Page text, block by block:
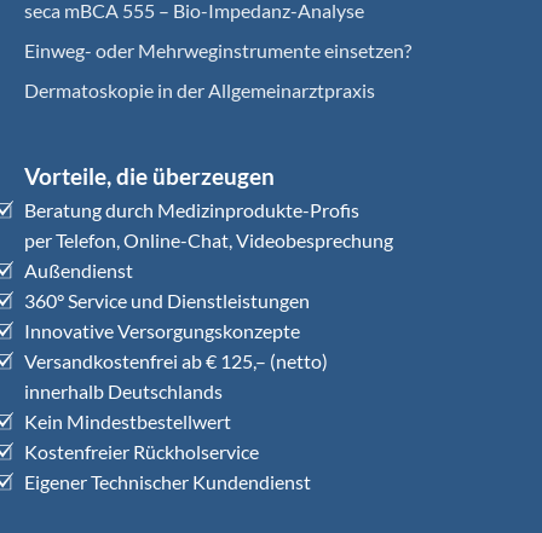
seca mBCA 555 – Bio-Impedanz-Analyse
Einweg- oder Mehrweginstrumente einsetzen?
Dermatoskopie in der Allgemeinarztpraxis
Vorteile, die überzeugen
Beratung durch Medizinprodukte-Profis
per Telefon, Online-Chat, Videobesprechung
Außendienst
360° Service und Dienstleistungen
Innovative Versorgungskonzepte
Versandkostenfrei ab € 125,– (netto)
innerhalb Deutschlands
Kein Mindestbestellwert
Kostenfreier Rückholservice
Eigener Technischer Kundendienst